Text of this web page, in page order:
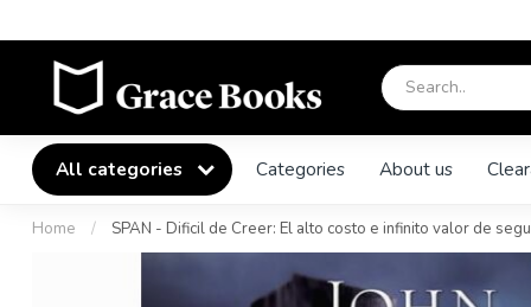
All categories Categories About us
Home / SPAN - Dificil de Creer: El alto costo e infinito valor de